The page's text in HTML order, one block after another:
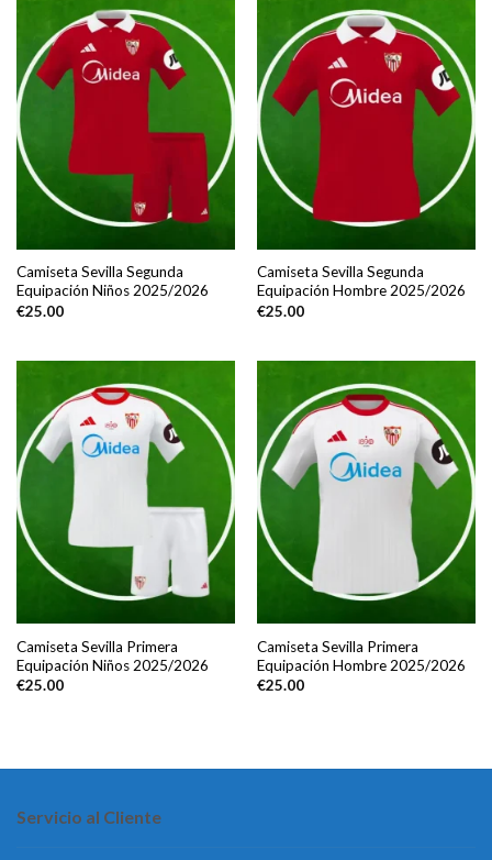
Camiseta Sevilla Segunda
Equipación Niños 2025/2026
€25.00
Camiseta Sevilla Segunda
Equipación Hombre 2025/2026
€25.00
Camiseta Sevilla Primera
Equipación Niños 2025/2026
€25.00
Camiseta Sevilla Primera
Equipación Hombre 2025/2026
€25.00
Servicio al Cliente